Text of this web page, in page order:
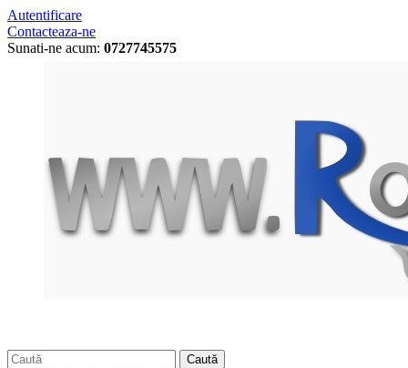
Autentificare
Contacteaza-ne
Sunati-ne acum: 0727745575
Caută